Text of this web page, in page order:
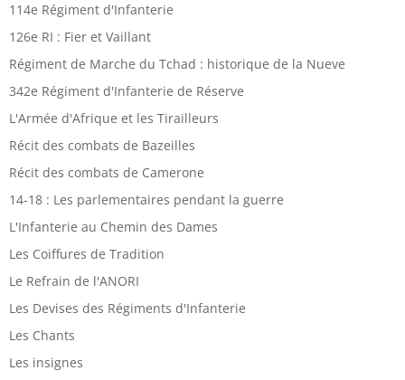
114e Régiment d'Infanterie
126e RI : Fier et Vaillant
Régiment de Marche du Tchad : historique de la Nueve
342e Régiment d'Infanterie de Réserve
L'Armée d'Afrique et les Tirailleurs
Récit des combats de Bazeilles
Récit des combats de Camerone
14-18 : Les parlementaires pendant la guerre
L'Infanterie au Chemin des Dames
Les Coiffures de Tradition
Le Refrain de l'ANORI
Les Devises des Régiments d'Infanterie
Les Chants
Les insignes